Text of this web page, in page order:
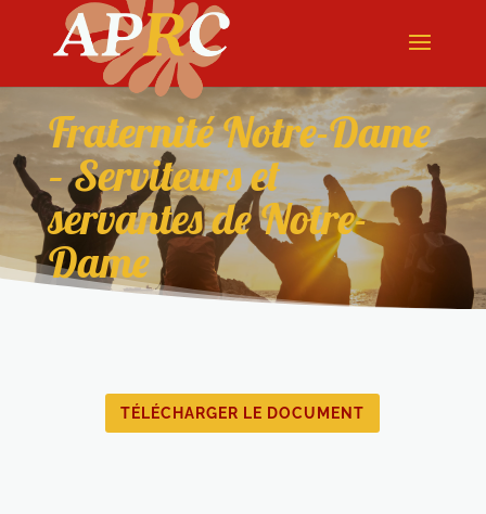
Fraternité Notre-Dame
– Serviteurs et
servantes de Notre-
Dame
TÉLÉCHARGER LE DOCUMENT